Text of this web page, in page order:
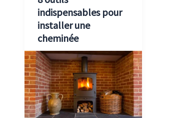
indispensables pour
installer une
cheminée